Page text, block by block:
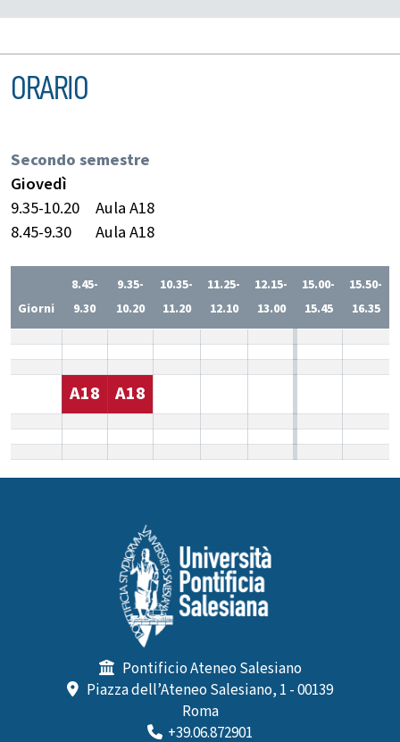
ORARIO
Secondo semestre
Giovedì
9.35-10.20
Aula A18
8.45-9.30
Aula A18
Giorni
8.45-
9.30
9.35-
10.20
10.35-
11.20
11.25-
12.10
12.15-
13.00
15.00-
15.45
15.50-
16.35
A18 A18
Pontificio Ateneo Salesiano
Piazza dell’Ateneo Salesiano, 1 - 00139
Roma
+39.06.872901